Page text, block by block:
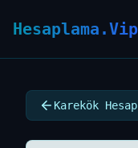
Hesaplama.Vip
Karekök